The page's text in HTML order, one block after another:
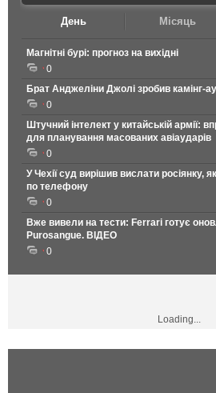
День Місяць
Магнітні бурі: прогноз на вихідні
0
Брат Анджеліни Джолі зробив камінг-
0
Штучний інтелект у китайській армії:
для планування масованих авіаударів
0
У Чехії суд вирішив вислати росіянку,
по телефону
0
Вже вивели на тести: Ferrari готує
Purosangue. ВІДЕО
0
Loading...